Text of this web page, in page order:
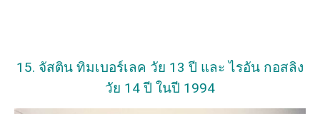
15. จัสติน ทิมเบอร์เลค วัย 13 ปี และ ไรอัน กอสลิง
วัย 14 ปี ในปี 1994